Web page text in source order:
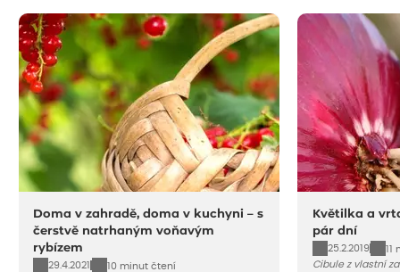
Doma v zahradě, doma v kuchyni – s
čerstvě natrhaným voňavým
rybízem
29.4.2021
10 minut čtení
Květilka a
pár dní
25.2.2019
11
Cibule z vlastní